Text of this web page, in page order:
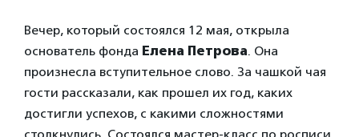
Вечер, который состоялся 12 мая, открыла
основатель фонда Елена Петрова. Она
произнесла вступительное слово. За чашкой чая
гости рассказали, как прошел их год, каких
достигли успехов, с какими сложностями